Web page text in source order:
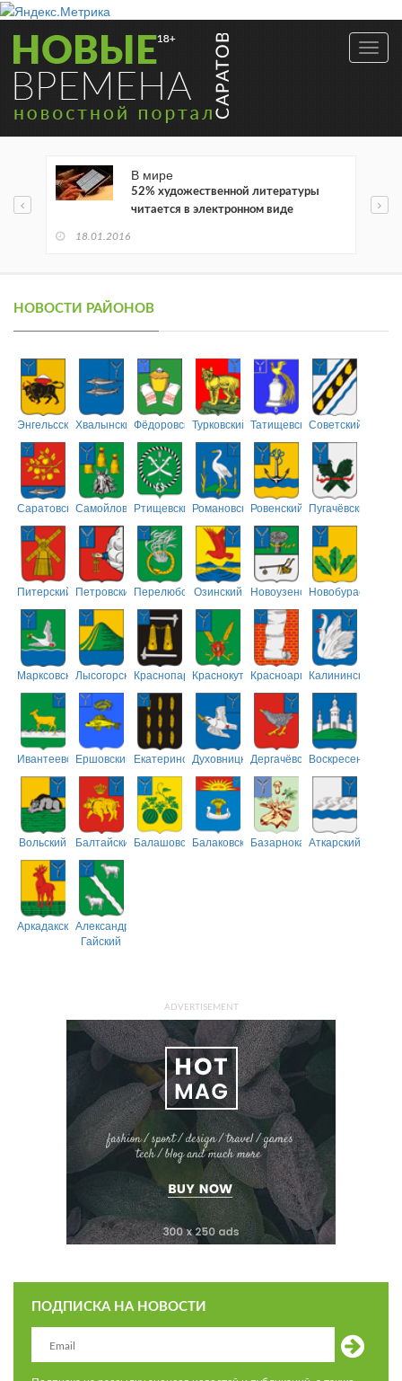
В мире
52% художественной литературы
читается в электронном виде
18.01.2016
НОВОСТИ РАЙОНОВ
ЭнгельсскийХвалынскийФёдоровскийТурковский ТатищевскийСоветский
СаратовскийСамойловскийРтищевскийРомановскийРовенский Пугачёвский
Питерский ПетровскийПерелюбскийОзинский НовоузенскийНовобурасский
МарксовскийЛысогорскийКраснопартизанский
КраснокутскийКрасноармейский
Калининский
ИвантеевскийЕршовский ЕкатериновскийДуховницкийДергачёвскийВоскресенский
Вольский БалтайскийБалашовскийБалаковскийБазарнокарабулакский
Аткарский
АркадакскийАлександрово-
Гайский
ADVERTISEMENT
ПОДПИСКА НА НОВОСТИ